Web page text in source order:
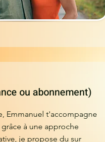
ou abonnement)
Emmanuel t'accompagne
à une approche
je propose du sur